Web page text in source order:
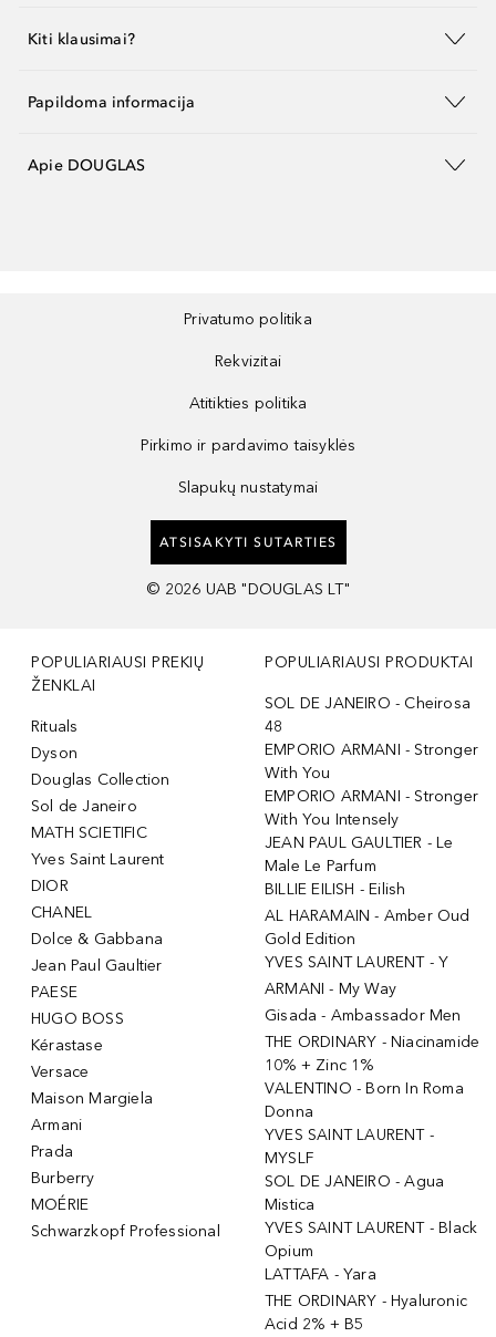
Kiti klausimai?
Papildoma informacija
Apie DOUGLAS
Privatumo politika
Rekvizitai
Atitikties politika
Pirkimo ir pardavimo taisyklės
Slapukų nustatymai
ATSISAKYTI SUTARTIES
© 2026 UAB "DOUGLAS LT"
POPULIARIAUSI PREKIŲ
ŽENKLAI
Rituals
Dyson
Douglas Collection
Sol de Janeiro
MATH SCIETIFIC
Yves Saint Laurent
DIOR
CHANEL
Dolce & Gabbana
Jean Paul Gaultier
PAESE
HUGO BOSS
Kérastase
Versace
Maison Margiela
Armani
Prada
Burberry
MOÉRIE
Schwarzkopf Professional
POPULIARIAUSI PRODUKTAI
SOL DE JANEIRO - Cheirosa
48
EMPORIO ARMANI - Stronger
With You
EMPORIO ARMANI - Stronger
With You Intensely
JEAN PAUL GAULTIER - Le
Male Le Parfum
BILLIE EILISH - Eilish
AL HARAMAIN - Amber Oud
Gold Edition
YVES SAINT LAURENT - Y
ARMANI - My Way
Gisada - Ambassador Men
THE ORDINARY - Niacinamide
10% + Zinc 1%
VALENTINO - Born In Roma
Donna
YVES SAINT LAURENT -
MYSLF
SOL DE JANEIRO - Agua
Mistica
YVES SAINT LAURENT - Black
Opium
LATTAFA - Yara
THE ORDINARY - Hyaluronic
Acid 2% + B5